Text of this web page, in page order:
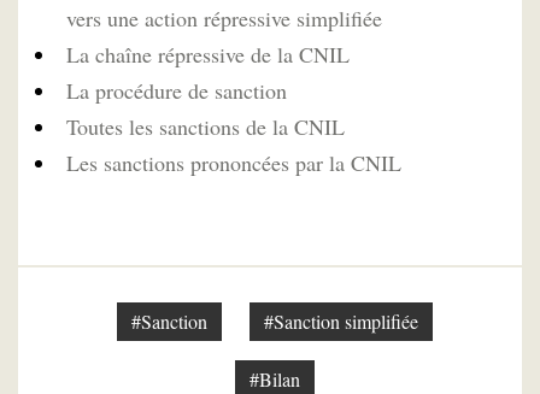
vers une action répressive simplifiée
La chaîne répressive de la CNIL
La procédure de sanction
Toutes les sanctions de la CNIL
Les sanctions prononcées par la CNIL
#Sanction #Sanction simplifiée
#Bilan